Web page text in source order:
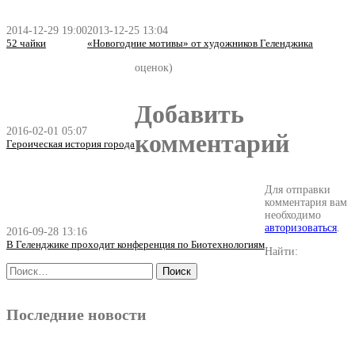
2014-12-29 19:00
52 чайки
2013-12-25 13:04
«Новогодние мотивы» от художников Геленджика
2016-02-01 05:07
Героическая история города
2016-09-28 13:16
В Геленджике проходит конференция по Биотехнологиям
оценок)
Добавить
комментарий
Для отправки
комментария вам
необходимо
авторизоваться
Найти:
Последние новости